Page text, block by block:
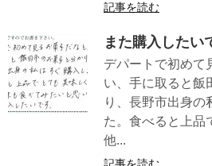
記事を読む
また購入したい
デパートで初めて
い、手に取ると飯
り、長野市出身の
た。食べると上品
他...
記事を読む